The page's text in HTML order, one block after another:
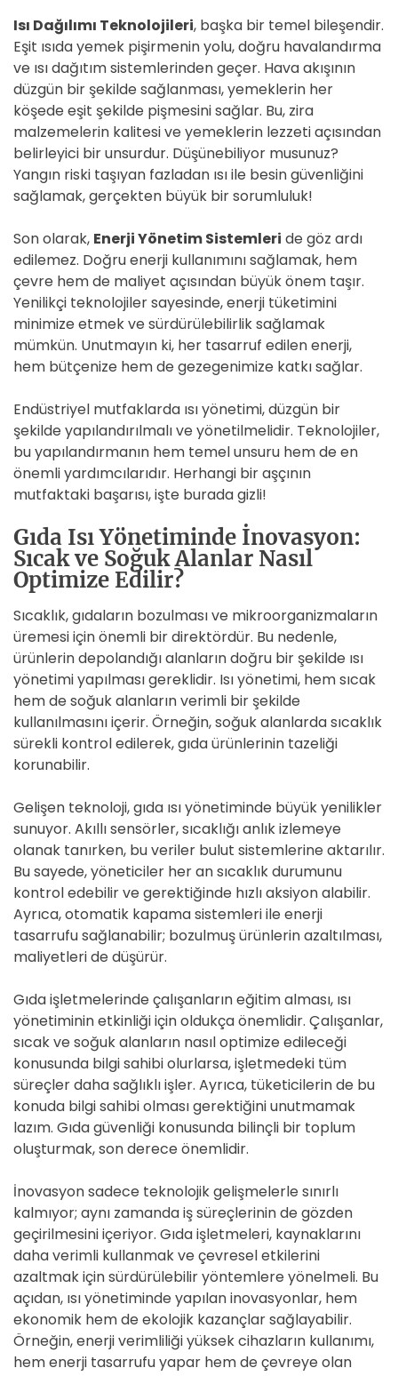
Isı Dağılımı Teknolojileri, başka bir temel bileşendir.
Eşit ısıda yemek pişirmenin yolu, doğru havalandırma
ve ısı dağıtım sistemlerinden geçer. Hava akışının
düzgün bir şekilde sağlanması, yemeklerin her
köşede eşit şekilde pişmesini sağlar. Bu, zira
malzemelerin kalitesi ve yemeklerin lezzeti açısından
belirleyici bir unsurdur. Düşünebiliyor musunuz?
Yangın riski taşıyan fazladan ısı ile besin güvenliğini
sağlamak, gerçekten büyük bir sorumluluk!
Son olarak, Enerji Yönetim Sistemleri de göz ardı
edilemez. Doğru enerji kullanımını sağlamak, hem
çevre hem de maliyet açısından büyük önem taşır.
Yenilikçi teknolojiler sayesinde, enerji tüketimini
minimize etmek ve sürdürülebilirlik sağlamak
mümkün. Unutmayın ki, her tasarruf edilen enerji,
hem bütçenize hem de gezegenimize katkı sağlar.
Endüstriyel mutfaklarda ısı yönetimi, düzgün bir
şekilde yapılandırılmalı ve yönetilmelidir. Teknolojiler,
bu yapılandırmanın hem temel unsuru hem de en
önemli yardımcılarıdır. Herhangi bir aşçının
mutfaktaki başarısı, işte burada gizli!
Gıda Isı Yönetiminde İnovasyon:
Sıcak ve Soğuk Alanlar Nasıl
Optimize Edilir?
Sıcaklık, gıdaların bozulması ve mikroorganizmaların
üremesi için önemli bir direktördür. Bu nedenle,
ürünlerin depolandığı alanların doğru bir şekilde ısı
yönetimi yapılması gereklidir. Isı yönetimi, hem sıcak
hem de soğuk alanların verimli bir şekilde
kullanılmasını içerir. Örneğin, soğuk alanlarda sıcaklık
sürekli kontrol edilerek, gıda ürünlerinin tazeliği
korunabilir.
Gelişen teknoloji, gıda ısı yönetiminde büyük yenilikler
sunuyor. Akıllı sensörler, sıcaklığı anlık izlemeye
olanak tanırken, bu veriler bulut sistemlerine aktarılır.
Bu sayede, yöneticiler her an sıcaklık durumunu
kontrol edebilir ve gerektiğinde hızlı aksiyon alabilir.
Ayrıca, otomatik kapama sistemleri ile enerji
tasarrufu sağlanabilir; bozulmuş ürünlerin azaltılması,
maliyetleri de düşürür.
Gıda işletmelerinde çalışanların eğitim alması, ısı
yönetiminin etkinliği için oldukça önemlidir. Çalışanlar,
sıcak ve soğuk alanların nasıl optimize edileceği
konusunda bilgi sahibi olurlarsa, işletmedeki tüm
süreçler daha sağlıklı işler. Ayrıca, tüketicilerin de bu
konuda bilgi sahibi olması gerektiğini unutmamak
lazım. Gıda güvenliği konusunda bilinçli bir toplum
oluşturmak, son derece önemlidir.
İnovasyon sadece teknolojik gelişmelerle sınırlı
kalmıyor; aynı zamanda iş süreçlerinin de gözden
geçirilmesini içeriyor. Gıda işletmeleri, kaynaklarını
daha verimli kullanmak ve çevresel etkilerini
azaltmak için sürdürülebilir yöntemlere yönelmeli. Bu
açıdan, ısı yönetiminde yapılan inovasyonlar, hem
ekonomik hem de ekolojik kazançlar sağlayabilir.
Örneğin, enerji verimliliği yüksek cihazların kullanımı,
hem enerji tasarrufu yapar hem de çevreye olan